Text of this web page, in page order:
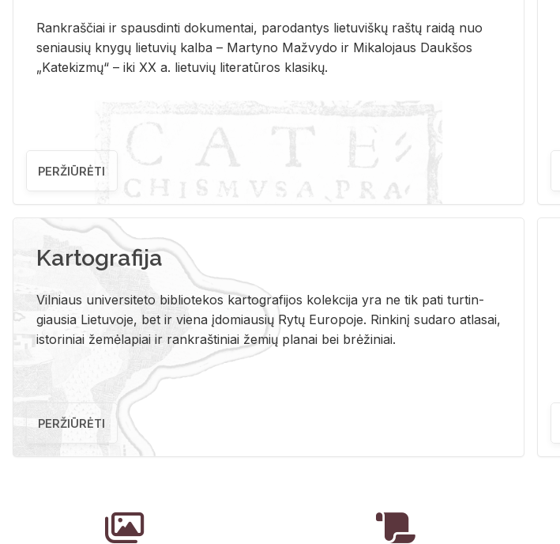
Rank­raš­čiai ir spaus­din­ti do­ku­men­tai, pa­ro­dan­tys lie­tu­viš­kų raš­tų rai­dą nuo
se­niau­sių kny­gų lie­tu­vių kal­ba – Mar­ty­no Ma­žvy­do ir Mi­ka­lo­jaus Dauk­šos
„Ka­te­kiz­mų“ – iki XX a. lie­tu­vių li­te­ra­tū­ros kla­si­kų.
PERŽIŪRĖTI
Kartografija
Vil­niaus uni­ver­si­te­to bi­b­lio­te­kos kar­to­gra­fi­jos ko­lek­ci­ja yra ne tik pati tur­tin­
giau­sia Lie­tu­vo­je, bet ir vie­na įdo­miau­sių Rytų Eu­ro­po­je. Rin­ki­nį su­da­ro at­la­sai,
is­to­ri­niai že­mė­la­piai ir rank­raš­ti­niai že­mių pla­nai bei brė­ži­niai.
PERŽIŪRĖTI